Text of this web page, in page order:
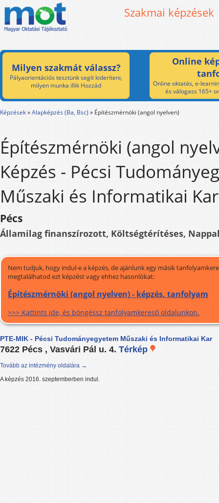
Szakmai képzések
Milyen szakmát válassz?
Pályaorientációs tesztünk segít kideríteni,
milyen munka illik Hozzád
Online
Online oktatás, e-
és válogass 165+
Képzések»Alapképzés (Ba, Bsc) » Építészmérnöki (angol nyelven)
Építészmérnöki (angol
Képzés - Pécsi
Műszaki és Informatikai Kar
Pécs
Államilag finanszírozott, Költségtérítéses,
Nem tudjuk, hogy indul-e a képzés, de ajánlunk egy másik
megtalálhatod ezt képzést vagy ehhez hasonlókat:
Építészmérnöki (angol nyelven) - képzés, tanfolyam
>>> Kattints ide, és böngéssz tanfolyamkereső oldalunkon.
PTE-MIK - Pécsi Tudományegyetem Műszaki és Informatikai Kar
7622 Pécs , Vasvári Pál u. 4. Térkép
Tovább az intézmény oldalára →
A képzés 2016. szeptemberben indul.